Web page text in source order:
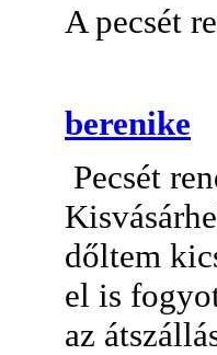
A pecsét
berenike
Pecsét
dőltem
el is
az